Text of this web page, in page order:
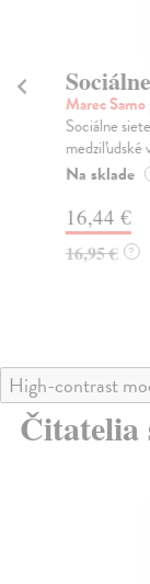
Marec Samo
Sociálne
medziľudské
Na sklade
16,44 €
16,95 € ?
High-contrast
Čitatelia